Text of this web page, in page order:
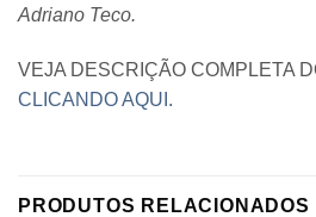
Adriano Teco.
VEJA DESCRIÇÃO COMPLETA
CLICANDO AQUI.
PRODUTOS RELACIONADOS